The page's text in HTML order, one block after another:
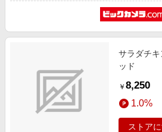
サラダチ
ッド
￥ 8,250
1.0%
ストア